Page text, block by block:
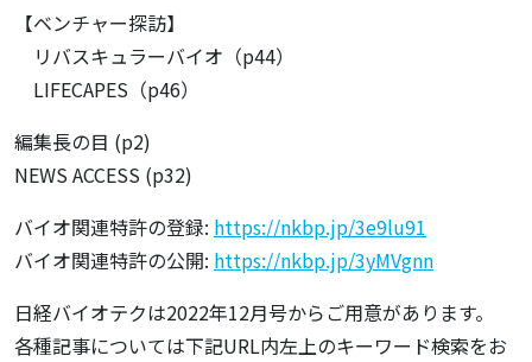
【ベンチャー探訪】
リバスキュラーバイオ（p44）
LIFECAPES（p46）
編集長の目 (p2)
NEWS ACCESS (p32)
バイオ関連特許の登録: https://nkbp.jp/3e9lu91
バイオ関連特許の公開: https://nkbp.jp/3yMVgnn
日経バイオテクは2022年12月号からご用意があります。
各種記事については下記URL内左上のキーワード検索をお